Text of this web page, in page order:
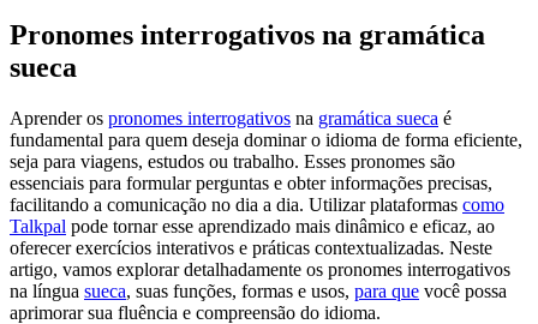
Pronomes interrogativos na gramática
sueca
Aprender os pronomes interrogativos na gramática sueca é
fundamental para quem deseja dominar o idioma de forma eficiente,
seja para viagens, estudos ou trabalho. Esses pronomes são
essenciais para formular perguntas e obter informações precisas,
facilitando a comunicação no dia a dia. Utilizar plataformas como
Talkpal pode tornar esse aprendizado mais dinâmico e eficaz, ao
oferecer exercícios interativos e práticas contextualizadas. Neste
artigo, vamos explorar detalhadamente os pronomes interrogativos
na língua sueca, suas funções, formas e usos, para que você possa
aprimorar sua fluência e compreensão do idioma.